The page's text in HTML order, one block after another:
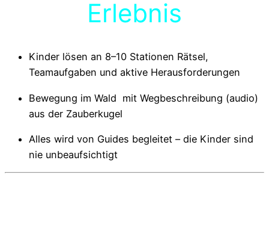
Erlebnis
Kinder lösen an 8–10 Stationen Rätsel,
Teamaufgaben und aktive Herausforderungen
Bewegung im Wald mit Wegbeschreibung (audio)
aus der Zauberkugel
Alles wird von Guides begleitet – die Kinder sind
nie unbeaufsichtigt